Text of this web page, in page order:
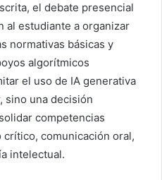
el debate presencial
al estudiante a organizar
normativas básicas y
algorítmicos
el uso de IA generativa
sino una decisión
competencias
comunicación oral,
intelectual.